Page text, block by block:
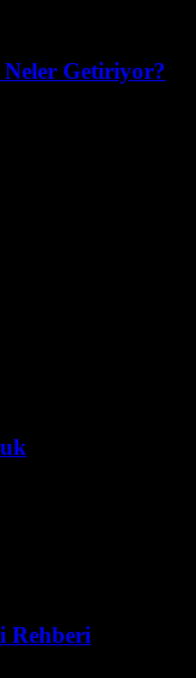
Neler Getiriyor?
Rehberi